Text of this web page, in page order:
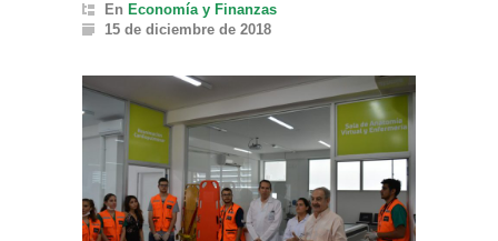
En Economía y Finanzas
15 de diciembre de 2018